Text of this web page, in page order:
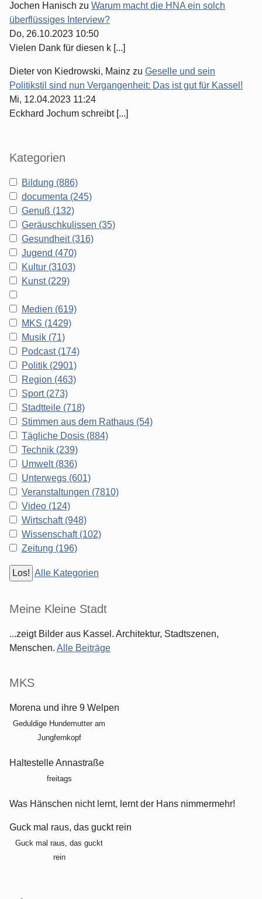
Jochen Hanisch zu Warum macht die HNA ein solch
überflüssiges Interview?
Do, 26.10.2023 10:50
Vielen Dank für diesen k [...]
Dieter von Kiedrowski, Mainz zu Geselle und sein
Politikstil sind nun Vergangenheit: Das ist gut für Kassel!
Mi, 12.04.2023 11:24
Eckhard Jochum schreibt [...]
Kategorien
Bildung (886)
documenta (245)
Genuß (132)
Geräuschkulissen (35)
Gesundheit (316)
Jugend (470)
Kultur (3103)
Kunst (229)
Medien (619)
MKS (1429)
Musik (71)
Podcast (174)
Politik (2901)
Region (463)
Sport (273)
Stadtteile (718)
Stimmen aus dem Rathaus (54)
Tägliche Dosis (884)
Technik (239)
Umwelt (836)
Unterwegs (601)
Veranstaltungen (7810)
Video (124)
Wirtschaft (948)
Wissenschaft (102)
Zeitung (196)
Alle Kategorien
Meine Kleine Stadt
...zeigt Bilder aus Kassel. Architektur, Stadtszenen,
Menschen. Alle Beiträge
MKS
Morena und ihre 9 Welpen
Geduldige Hundemutter am
Jungfernkopf
Haltestelle Annastraße
freitags
Was Hänschen nicht lernt, lernt der Hans nimmermehr!
Guck mal raus, das guckt rein
Guck mal raus, das guckt
rein